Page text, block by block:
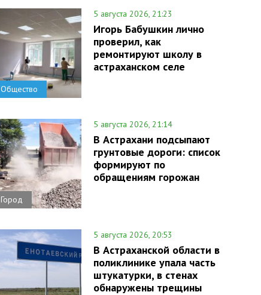
Общество
5 августа 2026, 21:23
Игорь Бабушкин лично
проверил, как
ремонтируют школу в
астраханском селе
Город
5 августа 2026, 21:14
В Астрахани подсыпают
грунтовые дороги: список
формируют по
обращениям горожан
5 августа 2026, 20:53
В Астраханской области в
поликлинике упала часть
штукатурки, в стенах
обнаружены трещины